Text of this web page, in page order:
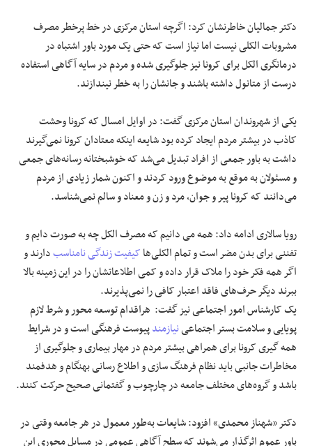
دکتر جمالیان خاطرنشان کرد: اگرچه استان مرکزی در خط پرخطر مصرف
مشروبات الکلی نیست اما نیاز است که حتی یک مورد باور اشتباه در
درمانگری الکل برای کرونا نیز جلوگیری شده و مردم در سایه آگاهی استفاده
درست از متانول داشته باشند و جانشان را به خطر نیندازند.
یکی از شهروندان استان مرکزی گفت: در اوایل امسال که کرونا وحشت
کاذب در بیشتر مردم ایجاد کرده بود شایعه اینکه معتادان کرونا نمی‌گیرند
داشت به باور جمعی از افراد تبدیل می‌شد که خوشبختانه رسانه‌های جمعی
و مسئولان به موقع به موضوع ورود کردند و اکنون شمار زیادی از مردم
می‌دانند که کرونا پیر و جوان، مرد و زن و معناد و سالم نمی‌شناسد.
رویا سالاری ادامه داد: همه می دانیم که مصرف الکل چه به صورت دایم و
تفننی برای بدن مضر است و تمام الکلی‌هاکیفیت زندگینامناسبدارند و
اگر همه فکر خود را ملاک قرار داده و کمی اطلاعاتشان را در این زمینه بالا
ببرند دیگر حرف‌های فاقد اعتبار کافی را نمی‌پذیرند.
یک کارشناس امور اجتماعی نیز گفت: هراقدام توسعه محور و شرط لازم
پویایی و سلامت بستر اجتماعینیازمندپیوست فرهنگی است و در شرایط
همه گیری کرونا برای همراهی بیشتر مردم در مهار بیماری و جلوگیری از
مخاطرات جانبی باید نظام فرهنگ سازی و اطلاع رسانی بهنگام و هدفمند
باشد و گروه‌های مختلف جامعه در چارچوب و گفتمانی صحیح حرکت کنند.
دکتر «شهناز محمدی» افزود: شایعات به‌طور معمول در هر جامعه وقتی در
باور عموم اثرگذار می‌شوند که سطح آگاهی عمومی در مسایل محوری این